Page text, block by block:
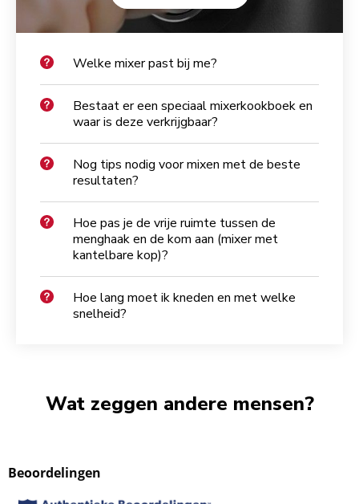
Welke mixer past bij me?
Bestaat er een speciaal mixerkookboek en
waar is deze verkrijgbaar?
Nog tips nodig voor mixen met de beste
resultaten?
Hoe pas je de vrije ruimte tussen de
menghaak en de kom aan (mixer met
kantelbare kop)?
Hoe lang moet ik kneden en met welke
snelheid?
Wat zeggen andere mensen?